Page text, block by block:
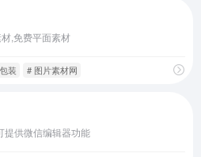
,免费平面素材
装 # 图片素材网
提供微信编辑器功能